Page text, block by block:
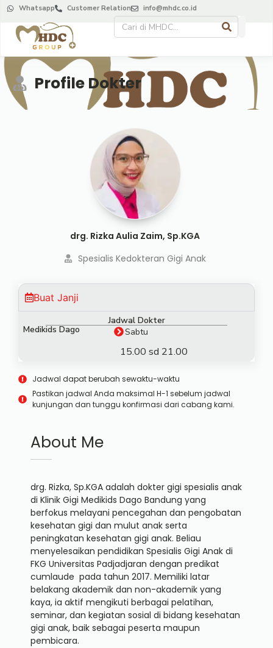
Whatsapp Customer Relation info@mhdc.co.id
Profile Dokter
drg. Rizka Aulia Zaim, Sp.KGA
Spesialis Kedokteran Gigi Anak
Buat Janji
Jadwal Dokter
Medikids Dago Sabtu
15.00 sd 21.00
Jadwal dapat berubah sewaktu-waktu
Pastikan jadwal Anda maksimal H-1 sebelum jadwal
kunjungan dan tunggu konfirmasi dari cabang kami.
About Me
drg. Rizka, Sp.KGA adalah dokter gigi spesialis anak
di Klinik Gigi Medikids Dago Bandung yang
berfokus melayani pencegahan dan pengobatan
kesehatan gigi dan mulut anak serta
peningkatan kesehatan gigi anak. Beliau
menyelesaikan pendidikan Spesialis Gigi Anak di
FKG Universitas Padjadjaran dengan predikat
cumlaude pada tahun 2017. Memiliki latar
belakang akademik dan non-akademik yang
kaya, ia aktif mengikuti berbagai pelatihan,
seminar, dan kegiatan sosial di bidang kesehatan
gigi anak, baik sebagai peserta maupun
pembicara.